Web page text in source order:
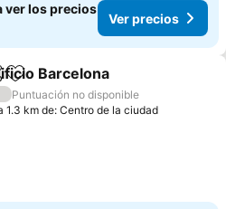
ver los precios
Ver precios
Añadir a favoritos
Barcelona
Puntuación no disponible
1.3 km de: Centro de la ciudad